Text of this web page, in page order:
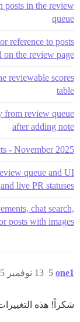
posts in the review
queue
reference to posts
on the review page
reviewable scores
table
from review queue
after adding note
- November 2025
queue and UI
live PR statuses
chat search,
posts with images
one1 13 نوفمبر 2025، 4:43ص 5
شكراً! هذه